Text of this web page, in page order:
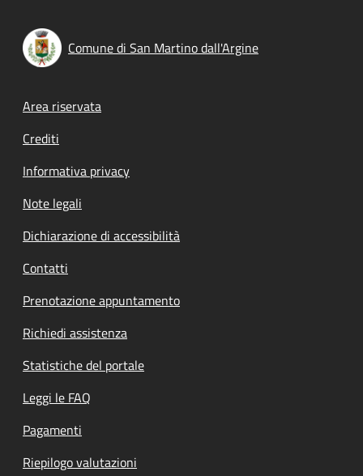
Comune di San Martino dall'Argine
Footer menu
Area riservata
Crediti
Informativa privacy
Note legali
Dichiarazione di accessibilità
Contatti
Prenotazione appuntamento
Richiedi assistenza
Statistiche del portale
Leggi le FAQ
Pagamenti
Riepilogo valutazioni